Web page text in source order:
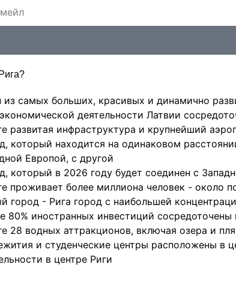
из самых больших, красивых и динамично
деятельности Латвии
развитая инфраструктура и крупнейший
который находится на одинаковом
Европой, с другой
который в 2026 году будет соединен с
проживает более миллиона человек - около
город - Рига город с наибольшей
80% иностранных инвестиций
28 водных аттракционов, включая озера и
и студенческие центры расположены в
в центре Риги